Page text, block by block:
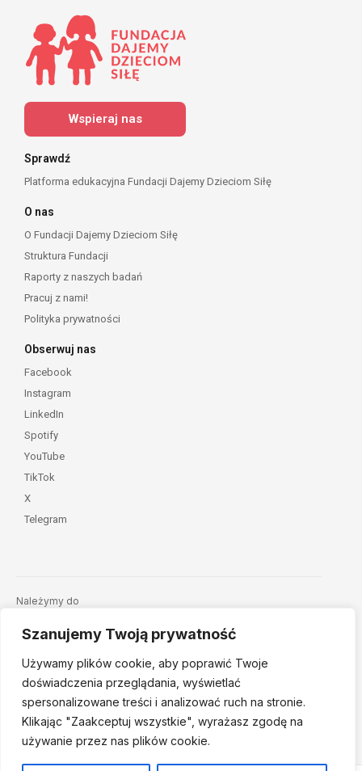
Szanujemy Twoją prywatność
Używamy plików cookie, aby poprawić Twoje
doświadczenia przeglądania, wyświetlać
spersonalizowane treści i analizować ruch na stronie.
Klikając "Zaakceptuj wszystkie", wyrażasz zgodę na
używanie przez nas plików cookie.
Wspieraj nas
Sprawdź
Platforma edukacyjna Fundacji Dajemy Dzieciom Siłę
O nas
O Fundacji Dajemy Dzieciom Siłę
Struktura Fundacji
Raporty z naszych badań
Pracuj z nami!
Polityka prywatności
Obserwuj nas
Facebook
Instagram
LinkedIn
Spotify
YouTube
TikTok
X
Telegram
Należymy do
© 2026 Fundacja Dajemy Dzieciom Siłę • Projekt: nordmind.pl